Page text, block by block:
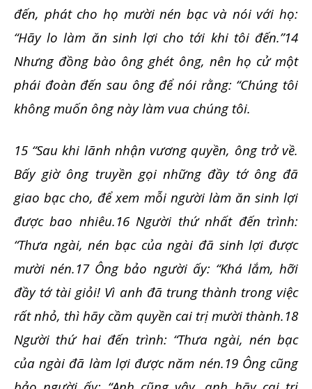
đến, phát cho họ mười nén bạc và nói với họ:
“Hãy lo làm ăn sinh lợi cho tới khi tôi đến.”14
Nhưng đồng bào ông ghét ông, nên họ cử một
phái đoàn đến sau ông để nói rằng: “Chúng tôi
không muốn ông này làm vua chúng tôi.
15 “Sau khi lãnh nhận vương quyền, ông trở về.
Bấy giờ ông truyền gọi những đầy tớ ông đã
giao bạc cho, để xem mỗi người làm ăn sinh lợi
được bao nhiêu.16 Người thứ nhất đến trình:
“Thưa ngài, nén bạc của ngài đã sinh lợi được
mười nén.17 Ông bảo người ấy: “Khá lắm, hỡi
đầy tớ tài giỏi! Vì anh đã trung thành trong việc
rất nhỏ, thì hãy cầm quyền cai trị mười thành.18
Người thứ hai đến trình: “Thưa ngài, nén bạc
của ngài đã làm lợi được năm nén.19 Ông cũng